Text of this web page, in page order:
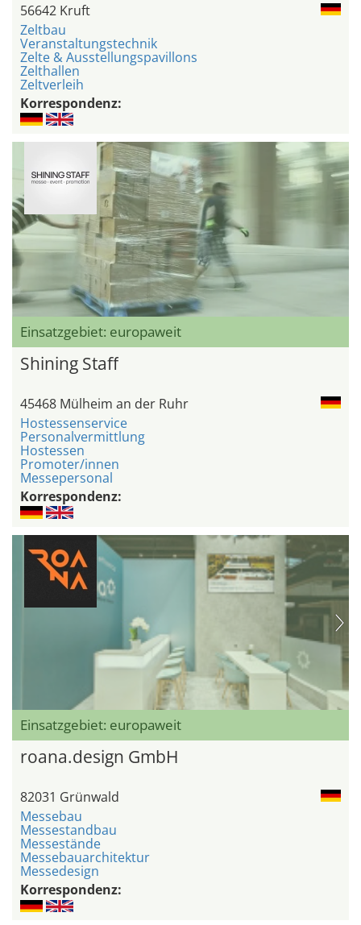
56642 Kruft
Zeltbau
Veranstaltungstechnik
Zelte & Ausstellungspavillons
Zelthallen
Zeltverleih
Korrespondenz:
Einsatzgebiet: europaweit
Shining Staff
45468 Mülheim an der Ruhr
Hostessenservice
Personalvermittlung
Hostessen
Promoter/innen
Messepersonal
Korrespondenz:
Einsatzgebiet: europaweit
roana.design GmbH
82031 Grünwald
Messebau
Messestandbau
Messestände
Messebauarchitektur
Messedesign
Korrespondenz: